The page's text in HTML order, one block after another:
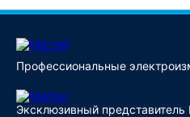
Профессиональные
Эксклюзивный представитель